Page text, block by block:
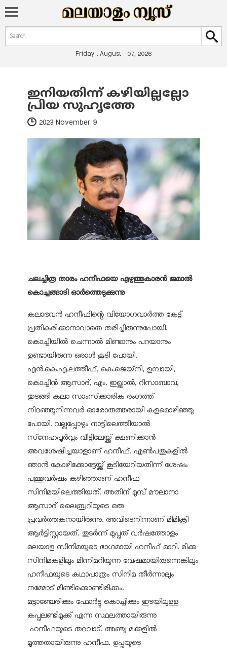
Search form
Search
Friday , August 07, 2026
You are here
ഇനിയതിന്ന് കഴിയില്ലല്ലോ
പ്രിയ സുഹൃത്തേ
2023 November 9
ചലച്ചിത്ര താരം ഹനീഫയെ എഴുത്തുകാരൻ ജമാൽ
കൊച്ചങ്ങാടി ഓർത്തെടുക്കുന്നു
കലാഭവൻ ഹനീഫിന്റെ വിയോഗവാർത്ത കേട്ട്
പ്രതികരിക്കാനാവാതെ തരിച്ചിരുന്നുപോയി.
കൊച്ചിയിൽ ചെന്നാൽ മിണ്ടാനും പറയാനും
ഉണ്ടായിരുന്ന ഒരാൾ കൂടി പോയി.
എൻ.കെ.എ.ലത്തീഫ്, കെ.ജെയ്‌നി, ഉമ്പായി,
കൊച്ചിൻ ആസാദ്, എം. ഇഖ്ബാൽ, റിസാബാവ,
തുടങ്ങി കലാ സാംസ്‌ക്കാരിക രംഗത്ത്
നിറഞ്ഞുനിന്നവർ ഓരോരുത്തരായി കളമൊഴിഞ്ഞു
പോയി. വല്ലപ്പോഴും നാട്ടിലെത്തിയാൽ
സ്‌നേഹപൂർവ്വം വീട്ടിലേയ്ക്ക് ക്ഷണിക്കാൻ
അവശേഷിച്ചയാളാണ് ഹനീഫ്. എൺപതുകളിൽ
ഞാൻ കോഴിക്കോട്ടേയ്ക്ക് കൂടിയേറിയതിന്ന് ശേഷം
പത്തുവർഷം കഴിഞ്ഞാണ് ഹനീഫ
സിനിമയിലെത്തിയത്. അതിന് മുമ്പ് മൗലാനാ
ആസാദ് ലൈബ്രറിയുടെ ഒരു
പ്രവർത്തകനായിരുന്നു. അവിടെനിന്നാണ് മിമിക്രി
ആർട്ടിസ്റ്റായത്. തുടർന്ന് മുപ്പത് വർഷത്തോളം
മലയാള സിനിമയുടെ ഭാഗമായി ഹനീഫ് മാറി. മിക്ക
സിനിമകളിലും മിന്നിമറിയുന്ന വേഷമായിരുന്നെങ്കിലും
ഹനീഫയുടെ കഥാപാത്രം സിനിമ തീർന്നാലും
നമ്മോട് മിണ്ടിക്കൊണ്ടിരിക്കും.
മട്ടാഞ്ചേരിക്കും ഫോർട്ടു കൊച്ചിക്കും ഇടയിലുള്ള
കപ്പലണ്ടിമുക്ക് എന്ന സ്ഥലത്തായിരുന്നു
ഹനീഫയുടെ തറവാട്. അഞ്ചു മക്കളിൽ
മൂത്തതായിരുന്നു ഹനീഫ. ഉപ്പയുടെ